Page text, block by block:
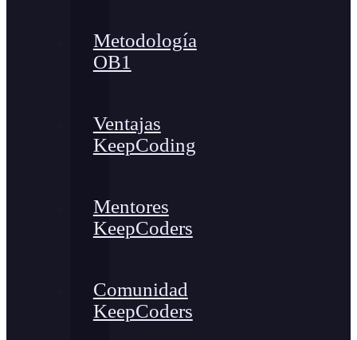
Metodología
OB1
Ventajas
KeepCoding
Mentores
KeepCoders
Comunidad
KeepCoders